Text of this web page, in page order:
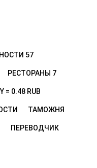
57
РЕСТОРАНЫ 7
= 0.48 RUB
ТАМОЖНЯ
ПЕРЕВОДЧИК